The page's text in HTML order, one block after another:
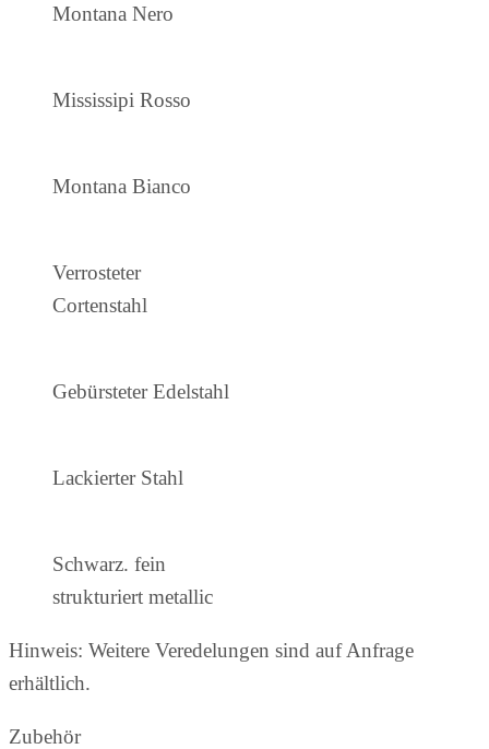
Montana Nero
Mississipi Rosso
Montana Bianco
Verrosteter
Cortenstahl
Gebürsteter Edelstahl
Lackierter Stahl
Schwarz. fein
strukturiert metallic
Hinweis: Weitere Veredelungen sind auf Anfrage
erhältlich.
Zubehör